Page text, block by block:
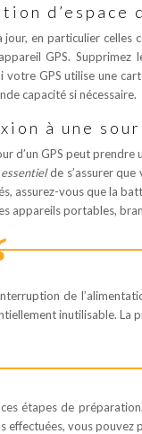
d’espace
jour, en particulier celles
GPS. Supprimez
votre GPS utilise une
capacité si nécessaire.
à une
d’un GPS peut
essentielde s’assurer
assurez-vous que la
appareils portables,
de
inutilisable. La
étapes de
effectuées, vous pouvez